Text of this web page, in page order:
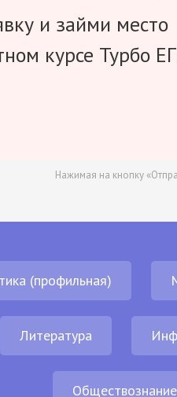
и займи место
курсе Турбо
Нажимая на кнопку
(профильная)
Литература